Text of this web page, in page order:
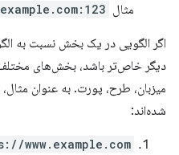
مثال *
اگر الگویی در یک بخش نسبت به
دیگر خاص‌تر باشد، بخش‌های
میزبان، طرح، پورت. به عنوان
شده‌اند:
www.example.com:*/*